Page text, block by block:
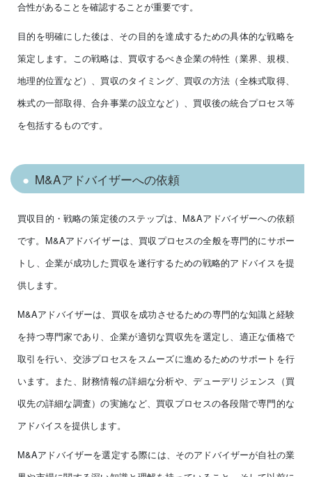
合性があることを確認することが重要です。
目的を明確にした後は、その目的を達成するための具体的な戦略を
策定します。この戦略は、買収するべき企業の特性（業界、規模、
地理的位置など）、買収のタイミング、買収の方法（全株式取得、
株式の一部取得、合弁事業の設立など）、買収後の統合プロセス等
を包括するものです。
M&Aアドバイザーへの依頼
買収目的・戦略の策定後のステップは、M&Aアドバイザーへの依頼
です。M&Aアドバイザーは、買収プロセスの全般を専門的にサポー
トし、企業が成功した買収を遂行するための戦略的アドバイスを提
供します。
M&Aアドバイザーは、買収を成功させるための専門的な知識と経験
を持つ専門家であり、企業が適切な買収先を選定し、適正な価格で
取引を行い、交渉プロセスをスムーズに進めるためのサポートを行
います。また、財務情報の詳細な分析や、デューデリジェンス（買
収先の詳細な調査）の実施など、買収プロセスの各段階で専門的な
アドバイスを提供します。
M&Aアドバイザーを選定する際には、そのアドバイザーが自社の業